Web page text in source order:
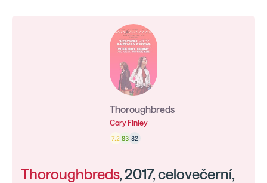
Thoroughbreds
Cory Finley
7.2 83 82
Thoroughbreds, 2017, celovečerní,